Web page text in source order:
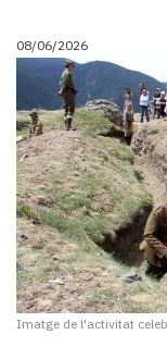
newsletter
del
Pallars
Contingut
patrocinat
Lo
més
llegit...
Editorial
08/06/2026
Imatge de l'activitat